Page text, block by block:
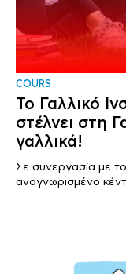
COURS
Το Γαλλικό
στέλνει στη
γαλλικά!
Σε συνεργασία με
αναγνωρισμένο